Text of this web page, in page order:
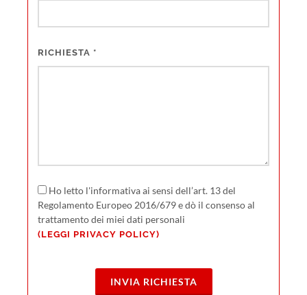
RICHIESTA *
Ho letto l'informativa ai sensi dell’art. 13 del
Regolamento Europeo 2016/679 e dò il consenso al
trattamento dei miei dati personali
(LEGGI PRIVACY POLICY)
INVIA RICHIESTA